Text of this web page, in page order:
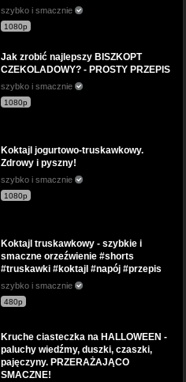
szybko i smacznie
1080p
Jak zrobić najlepszy BISZKOPT
CZEKOLADOWY? - PROSTY PRZEPIS
szybko i smacznie
1080p
Koktajl jogurtowo-truskawkowy.
Zdrowy i pyszny!
szybko i smacznie
1080p
Koktajl truskawkowy - szybkie i
smaczne orzeźwienie #shorts
#truskawki #koktajl #napój #przepis
szybko i smacznie
480p
Kruche ciasteczka na HALLOWEEN -
paluchy wiedźmy, duszki, czaszki,
pajęczyny. PRZERAŻAJĄCO
SMACZNE!